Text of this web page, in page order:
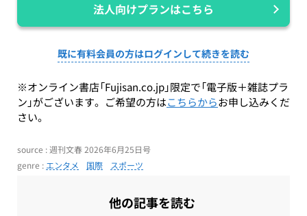
法人向けプランはこちら
既に有料会員の方はログインして続きを読む
※オンライン書店「Fujisan.co.jp」限定で「電子版＋雑誌プラ
ン」がございます。ご希望の方はこちらからお申し込みくだ
さい。
source : 週刊文春 2026年6月25日号
genre : エンタメ 国際 スポーツ
他の記事を読む